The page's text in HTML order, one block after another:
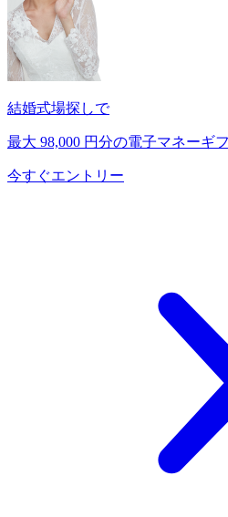
結婚式場探しで
最大 98,000 円分の電子マネーギ
今すぐエントリー